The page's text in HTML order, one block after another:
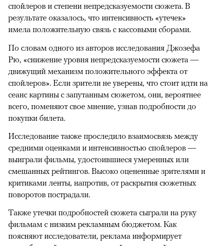
спойлеров и степени непредсказуемости сюжета. В
результате оказалось, что интенсивность «утечек»
имела положительную связь с кассовыми сборами.
По словам одного из авторов исследования Джозефа
Рю, «снижение уровня непредсказуемости сюжета —
движущий механизм положительного эффекта от
спойлеров». Если зрители не уверены, что стоит идти на
сеанс картины с запутанным сюжетом, они, вероятнее
всего, поменяют свое мнение, узнав подробности до
покупки билета.
Исследование также проследило взаимосвязь между
средними оценками и интенсивностью спойлеров —
выиграли фильмы, удостоившиеся умеренных или
смешанных рейтингов. Высоко оцененные зрителями и
критиками ленты, напротив, от раскрытия сюжетных
поворотов пострадали.
Также утечки подробностей сюжета сыграли на руку
фильмам с низким рекламным бюджетом. Как
поясняют исследователи, реклама информирует